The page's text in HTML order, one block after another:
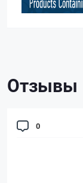
Отзывы
0